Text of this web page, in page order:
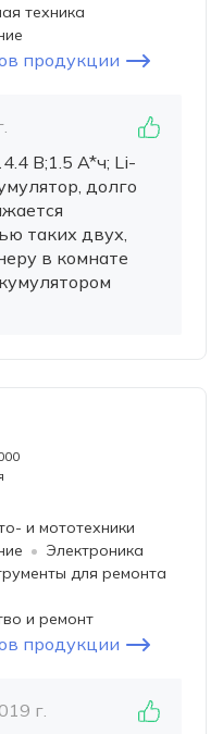
техника
продукции
В;1.5 A*ч; Li-
долго
таких двух,
в комнате
и мототехники
Электроника
для ремонта
и ремонт
продукции
г.